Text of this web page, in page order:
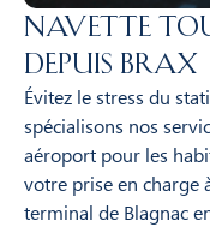
Navette
depuis Brax
Évitez le stress du
spécialisons nos
aéroport pour les
votre prise en charge
terminal de Blagnac